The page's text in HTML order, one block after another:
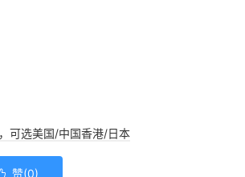
可选美国/中国香港/日本
赞(0)